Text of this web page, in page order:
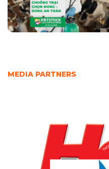
MEDIA PARTNERS